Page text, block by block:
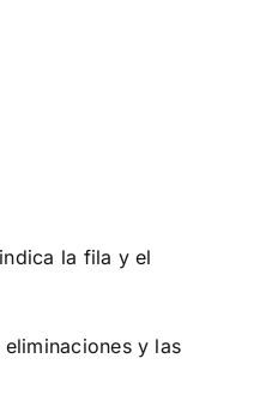
la fila y el
y las